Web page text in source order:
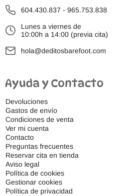
604.430.837 - 965.753.838
Lunes a viernes de
10:00h a 14:00 (previa cita)
hola@deditosbarefoot.com
Ayuda y Contacto
Devoluciones
Gastos de envío
Condiciones de venta
Ver mi cuenta
Contacto
Preguntas frecuentes
Reservar cita en tienda
Aviso legal
Política de cookies
Gestionar cookies
Política de privacidad